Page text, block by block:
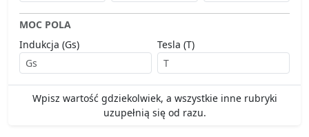
MOC POLA
Indukcja (Gs)
Tesla (T)
Wpisz wartość gdziekolwiek, a wszystkie inne rubryki
uzupełnią się od razu.